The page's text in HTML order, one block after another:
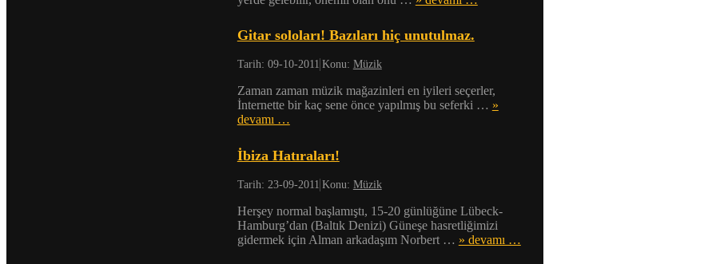
Gitar soloları! Bazıları hiç unutulmaz.
Tarih: 09-10-2011 Konu: Müzik
Zaman zaman müzik mağazinleri en iyileri seçerler,
İnternette bir kaç sene önce yapılmış bu seferki … »
devamı …
İbiza Hatıraları!
Tarih: 23-09-2011 Konu: Müzik
Herşey normal başlamıştı, 15-20 günlüğüne Lübeck-
Hamburg’dan (Baltık Denizi) Güneşe hasretliğimizi
gidermek için Alman arkadaşım Norbert … » devamı …